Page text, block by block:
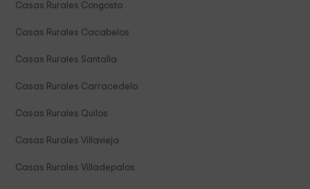
Casas Rurales Congosto
Casas Rurales Cacabelos
Casas Rurales Santalla
Casas Rurales Carracedelo
Casas Rurales Quilos
Casas Rurales Villavieja
Casas Rurales Villadepalos